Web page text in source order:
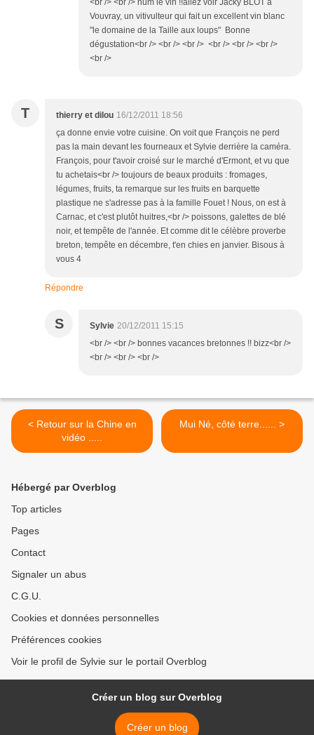
<br /> <br /> hum le vin !!allez voir Jacky BLOT à
Vouvray, un vitivulteur qui fait un excellent vin blanc
"le domaine de la Taille aux loups" Bonne
dégustation<br /> <br /> <br /> <br /> <br /> <br />
<br />
T thierry et dilou 16/12/2011 18:56
ça donne envie votre cuisine. On voit que François ne perd
pas la main devant les fourneaux et Sylvie derrière la caméra.
François, pour t'avoir croisé sur le marché d'Ermont, et vu que
tu achetais<br /> toujours de beaux produits : fromages,
légumes, fruits, ta remarque sur les fruits en barquette
plastique ne s'adresse pas à la famille Fouet ! Nous, on est à
Carnac, et c'est plutôt huitres,<br /> poissons, galettes de blé
noir, et tempête de l'année. Et comme dit le célèbre proverbe
breton, tempête en décembre, t'en chies en janvier. Bisous à
vous 4
Répondre
S Sylvie 20/12/2011 15:15
<br /> <br /> bonnes vacances bretonnes !! bizz<br />
<br /> <br /> <br />
< Retour sur la Chine en
vidéo .....
Mui Né, côté terre...... >
Hébergé par Overblog
Top articles
Pages
Contact
Signaler un abus
C.G.U.
Cookies et données personnelles
Préférences cookies
Voir le profil de Sylvie sur le portail Overblog
Créer un blog sur Overblog
Créer un blog